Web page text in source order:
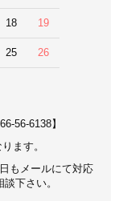
18 19
25 26
56-6138】
ます。
もメールにて対応
下さい。